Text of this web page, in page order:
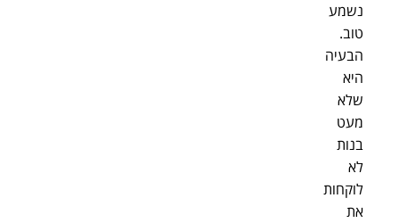
נשמע
טוב.
הבעיה
היא
שלא
מעט
בנות
לא
לוקחות
את